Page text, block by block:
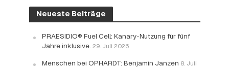
Neueste Beiträge
PRAESIDIO® Fuel Cell: Kanary-Nutzung für fünf
Jahre inklusive. 29. Juli 2026
Menschen bei OPHARDT: Benjamin Janzen 8. Juli